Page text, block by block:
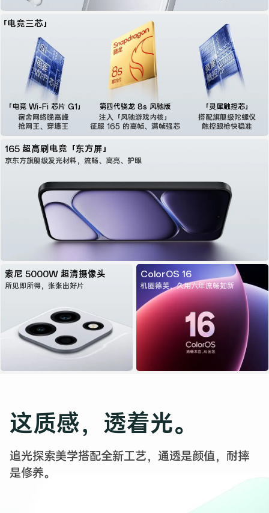
电竞三芯」
「电竞 Wi-Fi 芯片 G1」
宿舍网络晚高峰
抢网王、穿墙王
第四代骁龙 8s 风驰版
注入「风驰游戏内核」
征服 165 的高帧、满帧强芯
「灵犀触控芯」
搭配旗舰级陀螺仪
触控跟枪快稳准
165 超高刷电竞「东方屏」
京东方旗舰级发光材料，流畅、高亮、护眼
索尼 5000W 超清摄像头
所见即所得，张张出好片
ColorOS 16
机圈德芙，久用六年流畅如新
这质感， 透着光。
追光探索美学搭配全新工艺，通透是颜值， 耐摔
是修养。